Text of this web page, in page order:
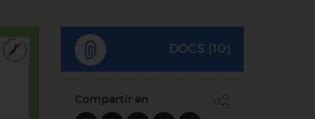
DOCS (10)
Compartir en